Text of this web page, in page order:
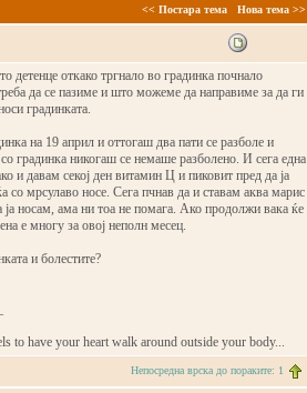
<< Постара тема Нова тема >>
детенце откако тргнало во градинка почнало
да се пазиме и што можеме да направиме за да ги
градинката.
на 19 април и оттогаш два пати се разболе и
градинка никогаш се немаше разболено. И сега една
и давам секој ден витамин Ц и пиковит пред да ја
со мрсулаво носе. Сега пчнав да и ставам аква марис
носам, ама ни тоа не помага. Ако продолжи вака ќе
е многу за овој неполн месец.
и болестите?
to have your heart walk around outside your body...
Непосредна врска до пораките: 1